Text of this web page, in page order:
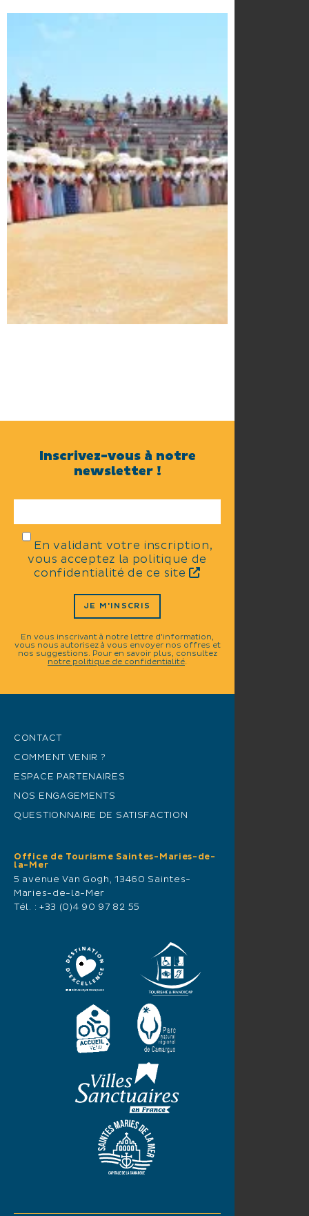
Inscrivez-vous à notre
newsletter !
En validant votre inscription,
vous acceptez la politique de
confidentialité de ce site
JE M'INSCRIS
En vous inscrivant à notre lettre d'information,
vous nous autorisez à vous envoyer nos offres et
nos suggestions. Pour en savoir plus, consultez
notre politique de confidentialité.
CONTACT
COMMENT VENIR ?
ESPACE PARTENAIRES
NOS ENGAGEMENTS
QUESTIONNAIRE DE SATISFACTION
Office de Tourisme Saintes-Maries-de-
la-Mer
5 avenue Van Gogh, 13460 Saintes-
Maries-de-la-Mer
Tél. : +33 (0)4 90 97 82 55